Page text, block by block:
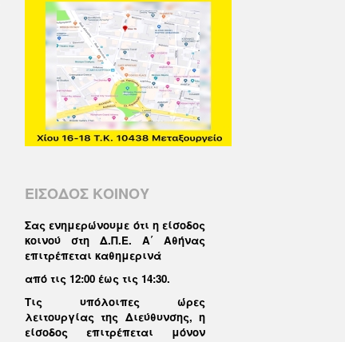
ΕΙΣΟΔΟΣ ΚΟΙΝΟΥ
Σας ενημερώνουμε ότι η είσοδος
κοινού στη Δ.Π.Ε. Α΄ Αθήνας
επιτρέπεται καθημερινά
από τις 12:00 έως τις 14:30.
Τις υπόλοιπες ώρες
λειτουργίας της Διεύθυνσης, η
είσοδος επιτρέπεται μόνον